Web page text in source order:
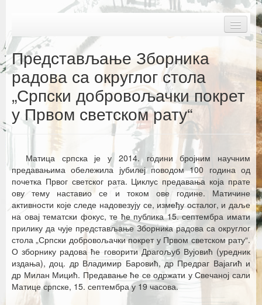
Почетна
Матица српска
Научна одељења
Каталог издања
Летопис Матице српске
Гласник Матице српске
Е–издања
Вести
Најаве
Представљање Зборника
радова са округлог стола
„Српски добровољачки покрет
у Првом светском рату“
Матица српска је у 2014. години бројним научним
предавањима обележила јубилеј поводом 100 година од
почетка Првог светског рата. Циклус предавања која прате
ову тему наставио се и током ове године. Матичине
активности које следе надовезују се, између осталог, и даље
на овај тематски фокус, те ће публика 15. септембра имати
прилику да чује представљање Зборника радова са округлог
стола „Српски добровољачки покрет у Првом светском рату“.
О зборнику радова ће говорити Драгољуб Вујовић (уредник
издања), доц. др Владимир Баровић, др Предраг Вајагић и
др Милан Мицић. Предавање ће се одржати у Свечаној сали
Матице српске, 15. септембра у 19 часова.